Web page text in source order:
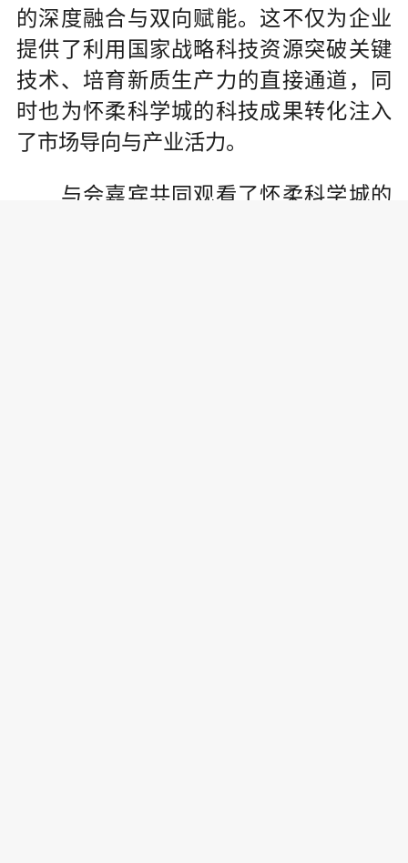
的深度融合与双向赋能。这不仅为企业
提供了利用国家战略科技资源突破关键
技术、培育新质生产力的直接通道，同
时也为怀柔科学城的科技成果转化注入
了市场导向与产业活力。
与会嘉宾共同观看了怀柔科学城的